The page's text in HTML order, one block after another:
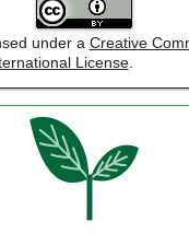
under a Creative
License.